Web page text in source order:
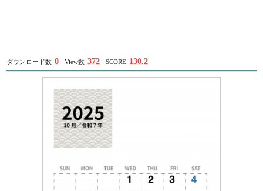
ダウンロード数 0 View数 372 SCORE 130.2